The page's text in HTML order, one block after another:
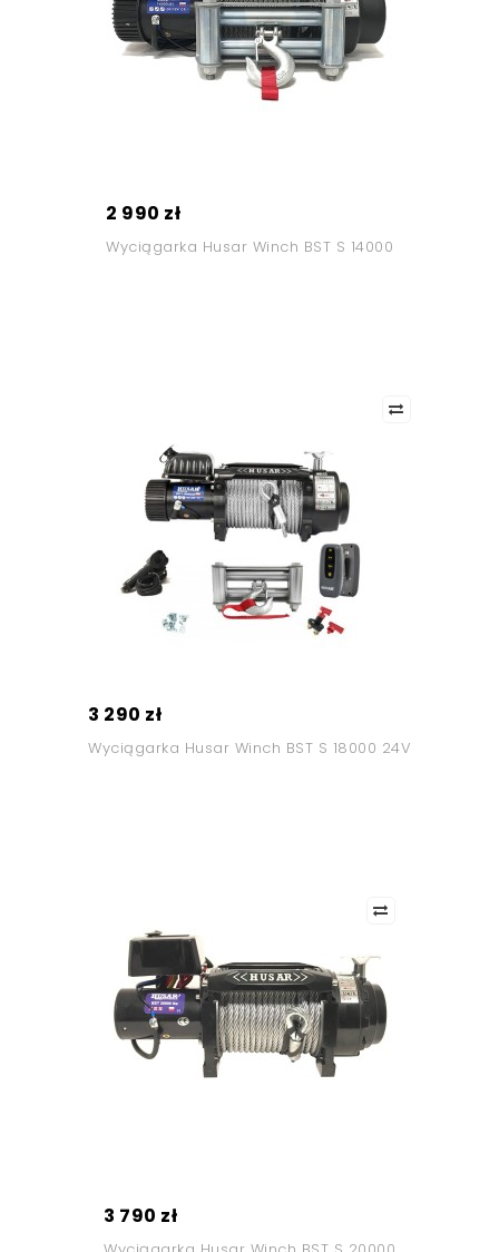
2 990 zł
Wyciągarka Husar Winch BST S 14000
3 290 zł
Wyciągarka Husar Winch BST S 18000 24V
3 790 zł